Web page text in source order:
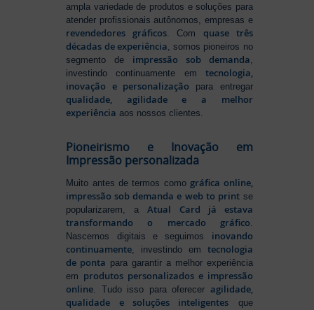
ampla variedade de produtos e soluções para
atender profissionais autônomos, empresas e
revendedores gráficos. Comquase três
décadas de experiência , somos pioneiros no
segmento de impressão sob demanda
investindo continuamente em tecnologia,
inovação e personalização para entregar
qualidade, agilidade e a melhor
experiência aos nossos clientes.
Pioneirismo e Inovação em
Impressão personalizada
Muito antes de termos como gráfica online,
impressão sob demanda e web to printse
popularizarem, aAtual Card já estava
transformando o mercado gráfico.
Nascemos digitais e seguimos inovando
continuamente, investindo em tecnologia
de ponta para garantir a melhor experiência
em produtos personalizados e impressão
online. Tudo isso para oferecer agilidade,
qualidade e soluções inteligentes que